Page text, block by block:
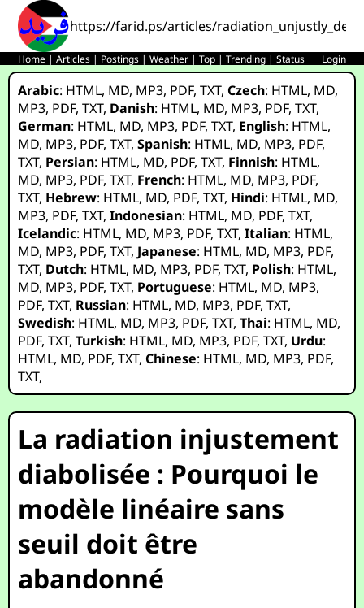
https://farid.ps/articles/
Home |Articles | Postings |Weather |Top |Trending |Status Login
Arabic: HTML, MD, MP3, PDF,TXT,Czech: HTML, MD,
MP3, PDF,TXT, Danish: HTML, MD, MP3, PDF,TXT,
German: HTML, MD, MP3, PDF,TXT, English: HTML,
MD, MP3, PDF,TXT,Spanish: HTML, MD, MP3, PDF,
TXT, Persian: HTML, MD, PDF,TXT, Finnish: HTML,
MD, MP3, PDF,TXT, French: HTML, MD, MP3, PDF,
TXT, Hebrew: HTML, MD, PDF,TXT, Hindi: HTML, MD,
MP3, PDF,TXT,Indonesian: HTML, MD, PDF,TXT,
Icelandic: HTML, MD, MP3, PDF,TXT,Italian: HTML,
MD, MP3, PDF,TXT, Japanese: HTML, MD, MP3, PDF,
TXT, Dutch: HTML, MD, MP3, PDF,TXT, Polish: HTML,
MD, MP3, PDF,TXT, Portuguese: HTML, MD, MP3,
PDF,TXT, Russian: HTML, MD, MP3, PDF,TXT,
Swedish: HTML, MD, MP3, PDF,TXT,Thai: HTML, MD,
PDF,TXT,Turkish: HTML, MD, MP3, PDF,TXT, Urdu:
HTML, MD, PDF,TXT,Chinese: HTML, MD, MP3, PDF,
TXT,
La radiation injustement
diabolisée : Pourquoi le
modèle linéaire sans
seuil doit être
abandonné